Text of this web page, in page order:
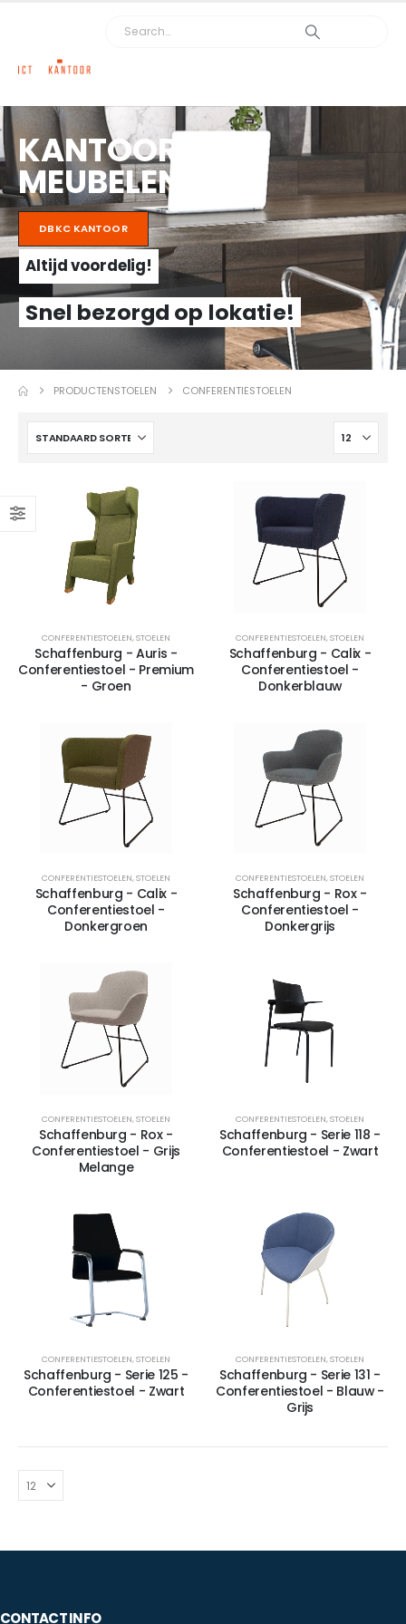
KANTOOR
MEUBELEN
DBKC KANTOOR
Altijd voordelig!
Snel bezorgd op lokatie!
PRODUCTENSTOELEN CONFERENTIESTOELEN
CONFERENTIESTOELEN,STOELEN
Schaffenburg - Auris -
Conferentiestoel - Premium
- Groen
CONFERENTIESTOELEN,STOELEN
Schaffenburg - Calix -
Conferentiestoel -
Donkerblauw
CONFERENTIESTOELEN,STOELEN
Schaffenburg - Calix -
Conferentiestoel -
Donkergroen
CONFERENTIESTOELEN,STOELEN
Schaffenburg - Rox -
Conferentiestoel -
Donkergrijs
CONFERENTIESTOELEN,STOELEN
Schaffenburg - Rox -
Conferentiestoel - Grijs
Melange
CONFERENTIESTOELEN,STOELEN
Schaffenburg - Serie 118 -
Conferentiestoel - Zwart
CONFERENTIESTOELEN,STOELEN
Schaffenburg - Serie 125 -
Conferentiestoel - Zwart
CONFERENTIESTOELEN,STOELEN
Schaffenburg - Serie 131 -
Conferentiestoel - Blauw -
Grijs
CONTACT INFO